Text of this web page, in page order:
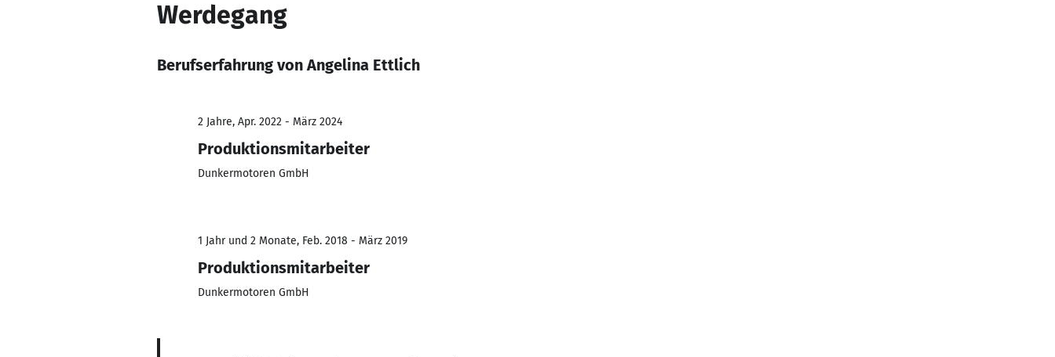
Werdegang
Berufserfahrung von Angelina Ettlich
2 Jahre, Apr. 2022 - März 2024
Produktionsmitarbeiter
Dunkermotoren GmbH
1 Jahr und 2 Monate, Feb. 2018 - März 2019
Produktionsmitarbeiter
Dunkermotoren GmbH